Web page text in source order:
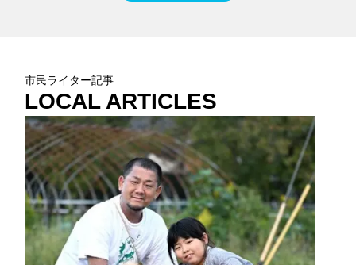
市民ライター記事
LOCAL ARTICLES